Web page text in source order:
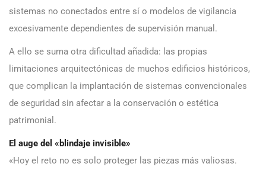
sistemas no conectados entre sí o modelos de vigilancia
excesivamente dependientes de supervisión manual.
A ello se suma otra dificultad añadida: las propias
limitaciones arquitectónicas de muchos edificios históricos,
que complican la implantación de sistemas convencionales
de seguridad sin afectar a la conservación o estética
patrimonial.
El auge del «blindaje invisible»
«Hoy el reto no es solo proteger las piezas más valiosas.